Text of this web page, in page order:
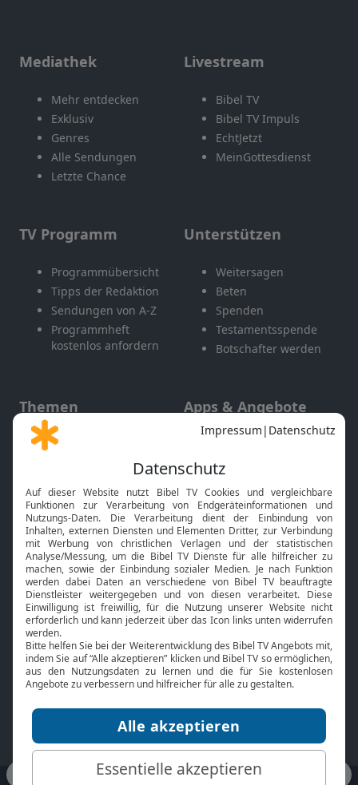
Mediathek
Mehr entdecken
Exklusiv
Genres
Alle Sendungen
Letzte Chance
Livestream
Bibel TV
Bibel TV Impuls
EchtJetzt
MeinGottesdienst
TV Programm
Programmübersicht
Tipps der Redaktion
Sendungen von A-Z
Programmheft
kostenlos anfordern
Unterstützen
Weitersagen
Beten
Spenden
Testamentsspende
Botschafter werden
Themen
Gott und Bibel erklärt
Neuigkeiten
Apps & Angebote
Mobile App
Smart TV
HbbTV
Bibelthek Online-Bibel
Nächster Gottesdienst
Bibel TV
Über uns
Jobs
Mediadaten
Service
Kontakt
TV-Empfang